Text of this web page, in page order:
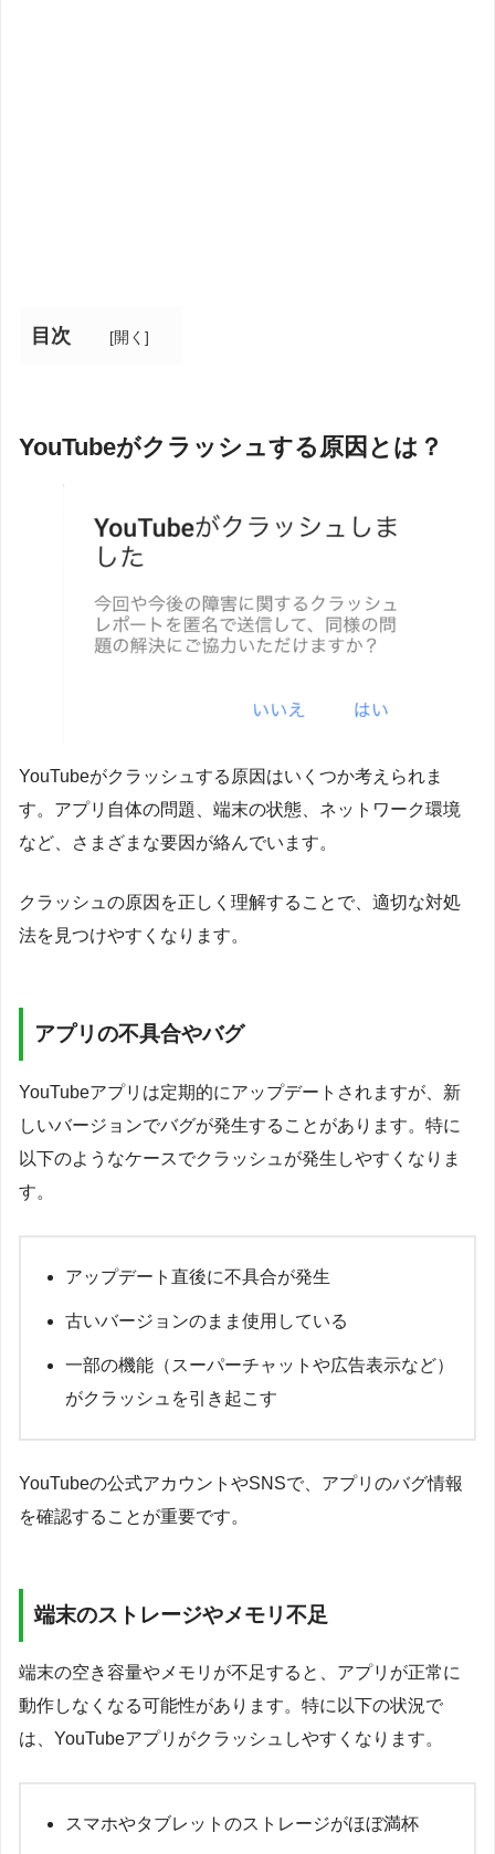
目次 [開く ]
YouTubeがクラッシュする原因とは？
YouTubeがクラッシュする原因はいくつか考えられま
す。アプリ自体の問題、端末の状態、ネットワーク環境
など、さまざまな要因が絡んでいます。
クラッシュの原因を正しく理解することで、適切な対処
法を見つけやすくなります。
アプリの不具合やバグ
YouTubeアプリは定期的にアップデートされますが、新
しいバージョンでバグが発生することがあります。特に
以下のようなケースでクラッシュが発生しやすくなりま
す。
アップデート直後に不具合が発生
古いバージョンのまま使用している
一部の機能（スーパーチャットや広告表示など）
がクラッシュを引き起こす
YouTubeの公式アカウントやSNSで、アプリのバグ情報
を確認することが重要です。
端末のストレージやメモリ不足
端末の空き容量やメモリが不足すると、アプリが正常に
動作しなくなる可能性があります。特に以下の状況で
は、YouTubeアプリがクラッシュしやすくなります。
スマホやタブレットのストレージがほぼ満杯